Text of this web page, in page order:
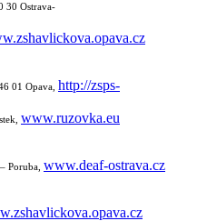
30 Ostrava-
01 Opava, http://zsps-
www.ruzovka.eu
Poruba, www.deaf-ostrava.cz